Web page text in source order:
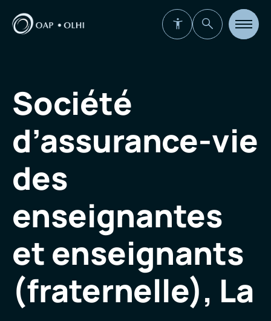
Ouvrir
la
Société
d’assurance-vie
des
enseignantes
et enseignants
(fraternelle), La